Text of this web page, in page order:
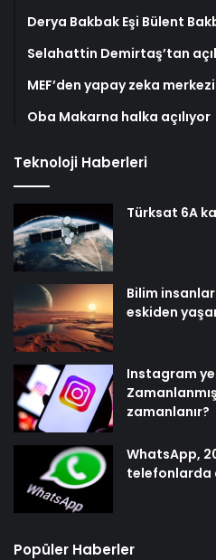
Derya Bakbak Eşi Bülent
Selahattin Demirtaş’tan
MEF’den yapay zeka merkezi
Oba Makarna halka açılıyor
Teknoloji Haberleri
Türksat 6A
Bilim
eskiden
Instagram
zamanlanır?
WhatsApp,
telefonlarda
Popüler Haberler